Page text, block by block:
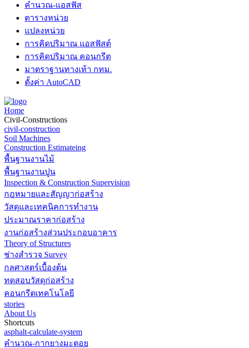
คำนวณ-แอสฟัส
ตารางหน่วย
แปลงหน่วย
การคิดปริมาณ แอสฟัสต์
การคิดปริมาณ คอนกรีต
มาตราฐานทางเท้า กทม.
ตั้งค่า AutoCAD
Home
Civil-Constructions
civil-construction
Soil Machines
Construction Estimateing
พื้นฐานงานไม้
พื้นฐานงานปูน
Inspection & Construction Supervision
กฎหมายและสัญญาก่อสร้าง
วัสดุและเทคนิคการทำงาน
ประมาณราคาก่อสร้าง
งานก่อสร้างส่วนประกอบอาคาร
Theory of Structures
ช่างสำรวจ Survey
กลศาสตร์เบื้องต้น
ทดสอบวัสดุก่อสร้าง
คอนกรีตเทคโนโลยี
stories
About Us
Shortcuts
asphalt-calculate-system
คำนวณ-กากยางมะตอย